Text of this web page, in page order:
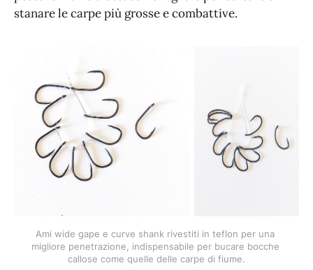
stanare le carpe più grosse e combattive.
Ami wide gape e curve shank rivestiti in teflon per una
migliore penetrazione, indispensabile per bucare bocche
callose come quelle delle carpe di fiume.